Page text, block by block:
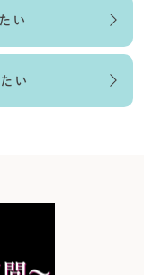
い
い